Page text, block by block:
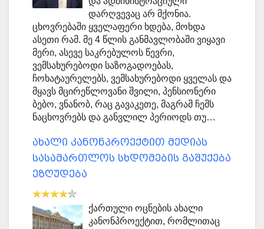
დარღვევაც არ მქონია.
ცხოვრებაში ყველაფერი ხდება, მოხდა
ასეთი რამ. მე 4 წლის განმავლობაში ვიყავი
მერი, ასევე საკრებულოს წევრი,
ვემსახურებოდი საზოგადოებას,
ჩოხატაურელებს, ვემსახურებოდი ყველას და
მყავს მცირეწლოვანი შვილი, პენსიონერი
ბებო, ვნანობ, რაც გავაკეთე, მაგრამ ჩემს
ნაცხოვრებს და განვლილ პერიოდს თუ…
ახალი კანონპროექტით მედიას
სასამართლოს სხდომების გაშუქება
ეზღუდება
ქართული ოცნების ახალი
კანონპროექტით, რომლითაც